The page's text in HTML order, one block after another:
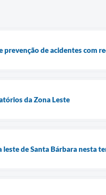
de acidentes com
da Zona Leste
de Santa Bárbara nesta